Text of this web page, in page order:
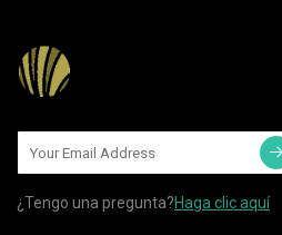
¿Tengo una pregunta?Haga clic aquí